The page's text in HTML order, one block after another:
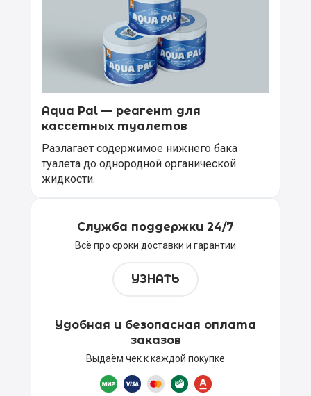
Aqua Pal — pеагент для
кассетных туалетов
Разлагает содержимое нижнего бака
туалета до однородной органической
жидкости.
Служба поддержки 24/7
Всё про сроки доставки и гарантии
УЗНАТЬ
Удобная и безопасная оплата
заказов
Выдаём чек к каждой покупке